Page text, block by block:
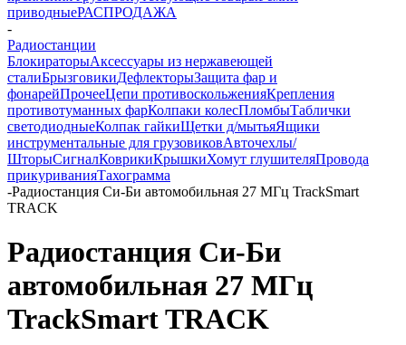
приводныеРАСПРОДАЖА
-
Радиостанции
БлокираторыАксессуары из нержавеющей
сталиБрызговикиДефлекторыЗащита фар и
фонарейПрочееЦепи противоскольженияКрепления
противотуманных фарКолпаки колесПломбыТаблички
светодиодныеКолпак гайкиЩетки д/мытьяЯщики
инструментальные для грузовиковАвточехлы/
ШторыСигналКоврикиКрышкиХомут глушителяПровода
прикуриванияТахограмма
-Радиостанция Си-Би автомобильная 27 МГц TrackSmart
TRACK
Радиостанция Си-Би
автомобильная 27 МГц
TrackSmart TRACK